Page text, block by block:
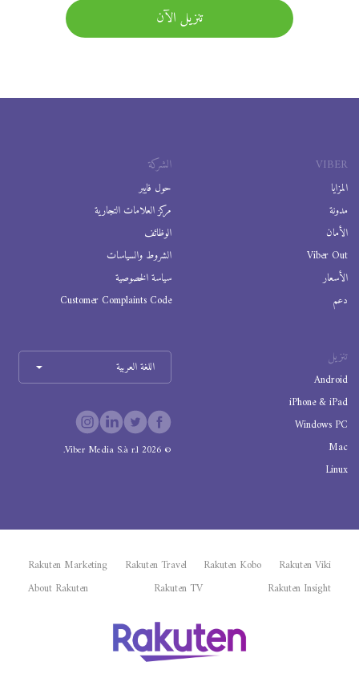
تنزيل الآن
VIBER
المزايا
مدونة
الأمان
Viber Out
الأسعار
دعم
الشركة
حول فايبر
مركز العلامات التجارية
الوظائف
الشروط والسياسات
سياسة الخصوصية
Customer Complaints Code
تنزيل
Android
iPhone & iPad
Windows PC
Mac
Linux
اللغة العربية
©
2026
Viber Media S.à r.l.
Rakuten Viki
Rakuten Kobo
Rakuten Travel
Rakuten Marketing
Rakuten Insight
Rakuten TV
About Rakuten